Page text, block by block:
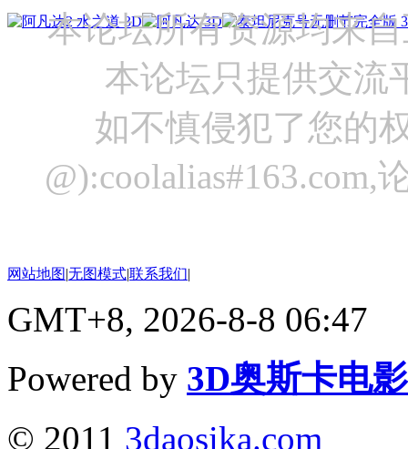
本论坛所有资源均来
本论坛只提供交流
如不慎侵犯了您的
网站地图|无图模式|联系我们|
GMT+8, 2026-8-8 06:47
Powered by 3D奥斯卡电
© 2011 3daosika.com